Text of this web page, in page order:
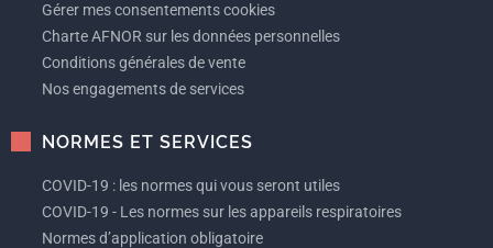
Gérer mes consentements cookies
Charte AFNOR sur les données personnelles
Conditions générales de vente
Nos engagements de services
NORMES ET SERVICES
COVID-19 : les normes qui vous seront utiles
COVID-19 - Les normes sur les appareils respiratoires
Normes d’application obligatoire